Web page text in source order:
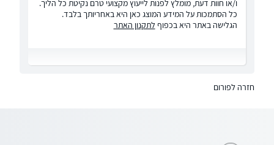
ו/או חוות דעת, מומלץ לפנות לייעוץ מקצועי טרם נקיטת כל הליך.
כל הסתמכות על המידע המוצג כאן היא באחריותך בלבד.
הגלישה באתר היא בכפוף לתקנון האתר
חזרה לפורום